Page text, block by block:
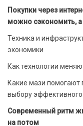
Покупки через
можно сэкономить, а
Техника и
экономики
Как технологии
Какие мази помогают
выбору эффективного
Современный ритм
на потом